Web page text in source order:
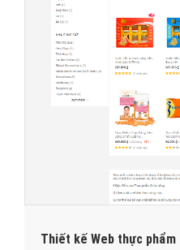
Thiết kế Web thực